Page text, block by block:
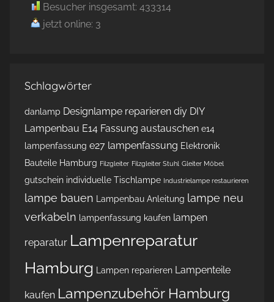
Besucher insgesamt: 433314
jetzt online: 3
Schlagwörter
danlamp Designlampe reparieren diy DIY
Lampenbau E14 Fassung austauschen e14
lampenfassung e27 lampenfassung Elektronik
Bauteile Hamburg Filzgleiter Filzgleiter Stuhl Gleiter Möbel
gutschein individuelle Tischlampe Industrielampe restaurieren
lampe bauen Lampenbau Anleitung lampe neu
verkabeln lampenfassung kaufen lampen
reparatur Lampenreparatur
Hamburg Lampen reparieren Lampenteile
kaufen Lampenzubehör Hamburg